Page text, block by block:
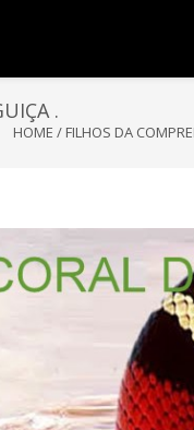
.
HOME / FILHOS DA